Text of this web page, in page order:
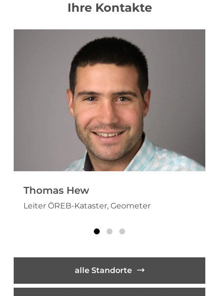
Ihre Kontakte
Thomas Hew
Leiter ÖREB-Kataster, Geometer
alle Standorte